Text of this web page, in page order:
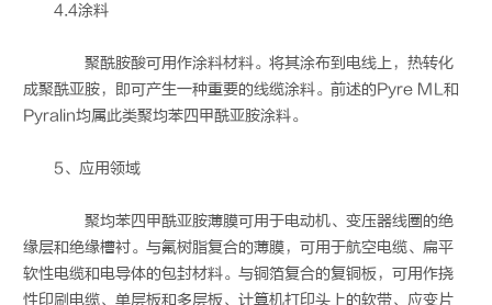
4.4涂料
聚酰胺酸可用作涂料材料。将其涂布到电线上，热转化
成聚酰亚胺，即可产生一种重要的线缆涂料。前述的Pyre ML和
Pyralin均属此类聚均苯四甲酰亚胺涂料。
5、应用领域
聚均苯四甲酰亚胺薄膜可用于电动机、变压器线圈的绝
缘层和绝缘槽衬。与氟树脂复合的薄膜，可用于航空电缆、扁平
软性电缆和电导体的包封材料。与铜箔复合的复铜板，可用作挠
性印刷电缆、单层板和多层板、计算机打印头上的软带、应变片